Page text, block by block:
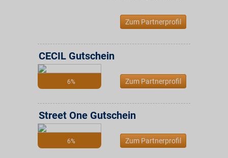
Zum Partnerprofil
6%
CECIL Gutschein
Zum Partnerprofil
6%
Street One Gutschein
Zum Partnerprofil